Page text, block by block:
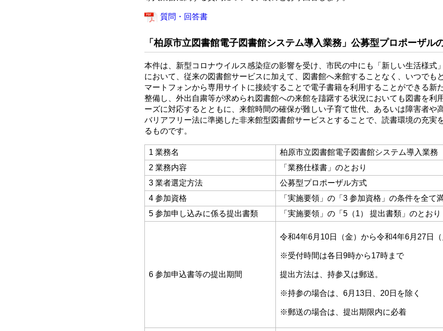
質問・回答書
「柏原市立図書館電子図書館システム導入業務」公募型プロポーザル
本件は、新型コロナウイルス感染症の影響を受け、市民の中にも「新しい生活様式
において、従来の図書館サービスに加えて、図書館へ来館することなく、いつでも
マートフォンから専用サイトに接続することで電子書籍を利用することができる新
整備し、外出自粛等が求められ図書館への来館を躊躇する状況においても図書を利
ーズに対応するとともに、来館時間の確保が難しい子育て世代、あるいは障害者や
バリアフリー法に準拠した非来館型図書館サービスとすることで、読書環境の充実
るものです。
1 業務名
柏原市立図書館電子図書館システム導入業務
2 業務内容
「業務仕様書」のとおり
3 業者選定方法
公募型プロポーザル方式
4 参加資格
「実施要領」の「3 参加資格」の条件を全て
5 参加申し込みに係る提出書類
「実施要領」の「5（1） 提出書類」のとおり
6 参加申込書等の提出期間
令和4年6月10日（金）から令和4年6月27日
※受付時間は各日9時から17時まで
提出方法は、持参又は郵送。
※持参の場合は、6月13日、20日を除く
※郵送の場合は、提出期限内に必着